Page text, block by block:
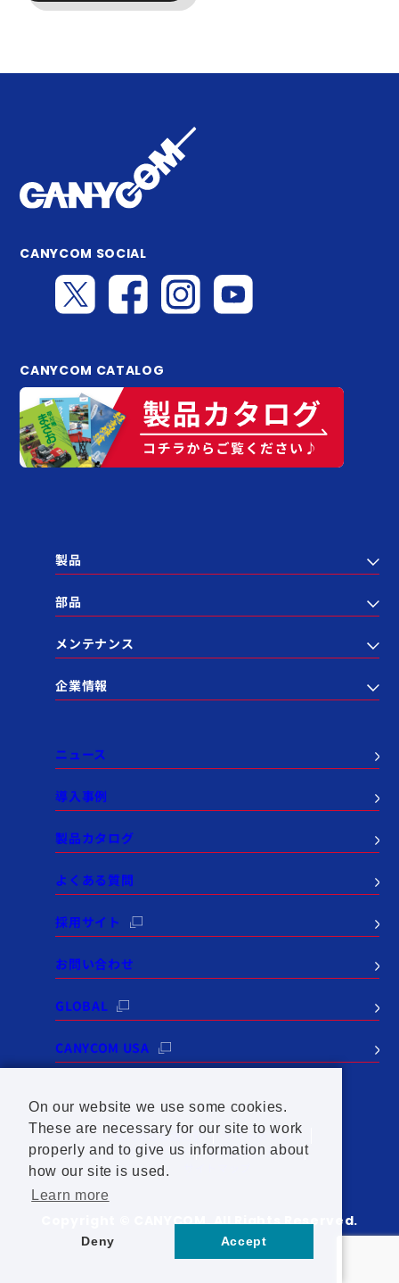
CANYCOM SOCIAL
CANYCOM CATALOG
製品
部品
メンテナンス
企業情報
ニュース
導入事例
製品カタログ
よくある質問
採用サイト
お問い合わせ
GLOBAL
CANYCOM USA
個人情報保護方針
サイトポリシー
SNSポリシー
セールスポリシー
Copyright © CANYCOM. All Rights Reserved.
On our website we use some cookies.
These are necessary for our site to work
properly and to give us information about
how our site is used.
Learn more
Deny Accept